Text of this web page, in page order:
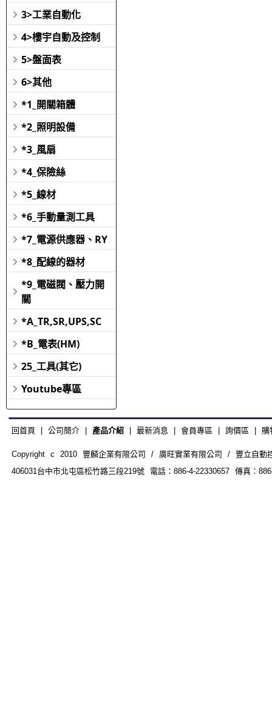
3>工業自動化
4>樓宇自動及控制
5>盤面表
6>其他
*1_開關箱體
*2_照明設備
*3_風扇
*4_保險絲
*5_線材
*6_手動量測工具
*7_電源供應器、RY
*8_配線的器材
*9_電磁閥、壓力開
關
*A_TR,SR,UPS,SC
*B_電表(HM)
25_工具(其它)
Youtube專區
回首頁 公司簡介| 產品介紹| 最新消息 會員專區 詢價區 購
Copyright c 2010 豐麟企業有限公司 / 廣旺實業有限公司 / 豐立自動
406031台中市北屯區松竹路三段219號 電話：886-4-22330657 傳真：